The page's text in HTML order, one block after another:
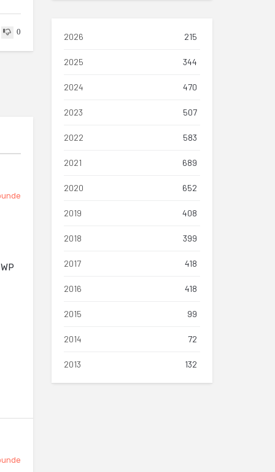
0 2026 215
2025 344
2024 470
2023 507
2022 583
2021 689
2020 652
2019 408
2018 399
2017 418
2016 418
2015 99
2014 72
2013 132